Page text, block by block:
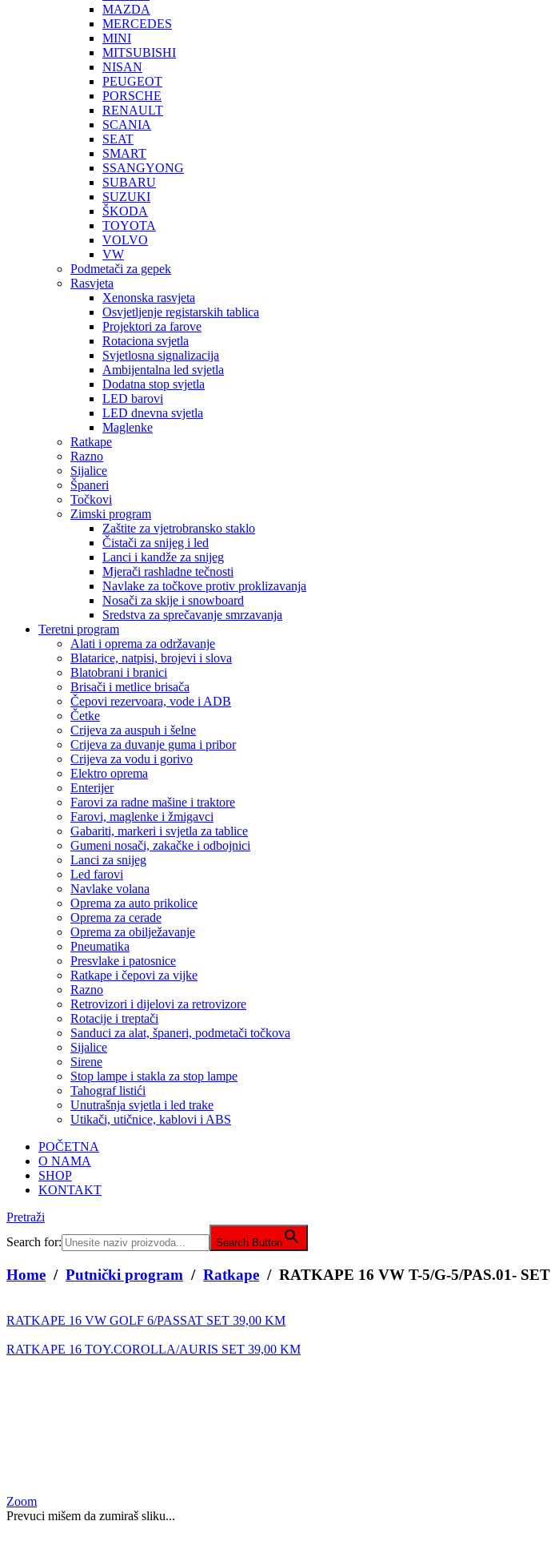
MAZDA
MERCEDES
MINI
MITSUBISHI
NISAN
PEUGEOT
PORSCHE
RENAULT
SCANIA
SEAT
SMART
SSANGYONG
SUBARU
SUZUKI
ŠKODA
TOYOTA
VOLVO
VW
Podmetači za gepek
Rasvjeta
Xenonska rasvjeta
Osvjetljenje registarskih tablica
Projektori za farove
Rotaciona svjetla
Svjetlosna signalizacija
Ambijentalna led svjetla
Dodatna stop svjetla
LED barovi
LED dnevna svjetla
Maglenke
Ratkape
Razno
Sijalice
Španeri
Točkovi
Zimski program
Zaštite za vjetrobransko staklo
Čistači za snijeg i led
Lanci i kandže za snijeg
Mjerači rashladne tečnosti
Navlake za točkove protiv proklizavanja
Nosači za skije i snowboard
Sredstva za sprečavanje smrzavanja
Teretni program
Alati i oprema za održavanje
Blatarice, natpisi, brojevi i slova
Blatobrani i branici
Brisači i metlice brisača
Čepovi rezervoara, vode i ADB
Četke
Crijeva za auspuh i šelne
Crijeva za duvanje guma i pribor
Crijeva za vodu i gorivo
Elektro oprema
Enterijer
Farovi za radne mašine i traktore
Farovi, maglenke i žmigavci
Gabariti, markeri i svjetla za tablice
Gumeni nosači, zakačke i odbojnici
Lanci za snijeg
Led farovi
Navlake volana
Oprema za auto prikolice
Oprema za cerade
Oprema za obilježavanje
Pneumatika
Presvlake i patosnice
Ratkape i čepovi za vijke
Razno
Retrovizori i dijelovi za retrovizore
Rotacije i treptači
Sanduci za alat, španeri, podmetači točkova
Sijalice
Sirene
Stop lampe i stakla za stop lampe
Tahograf listići
Unutrašnja svjetla i led trake
Utikači, utičnice, kablovi i ABS
POČETNA
O NAMA
SHOP
KONTAKT
Pretraži
Search for:
Search Button
Home / Putnički program / Ratkape / RATKAPE 16 VW T-5/G-5/PAS.01- SET
RATKAPE 16 VW GOLF 6/PASSAT SET 39,00 KM
RATKAPE 16 TOY.COROLLA/AURIS SET 39,00 KM
Zoom
Prevuci mišem da zumiraš sliku...